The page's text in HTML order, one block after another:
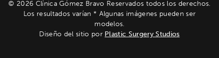
© 2026 Clínica Gómez Bravo Reservados todos los derechos.
Los resultados varían * Algunas imágenes pueden ser
modelos.
Diseño del sitio por Plastic Surgery Studios